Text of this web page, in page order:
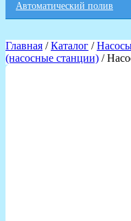
Автоматический полив
Главная /Каталог /
(насосные станции) /